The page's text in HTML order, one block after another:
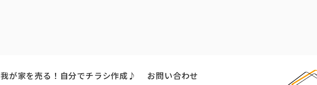
我が家を売る！自分でチラシ作成♪ お問い合わせ